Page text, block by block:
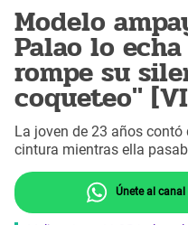
Modelo
Palao lo
rompe su
coqueteo"
La joven de 23 años
cintura mientras ella
Únete al